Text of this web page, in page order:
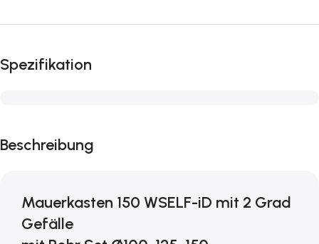
Spezifikation
Beschreibung
Mauerkasten 150 WSELF-iD mit 2 Grad
Gefälle